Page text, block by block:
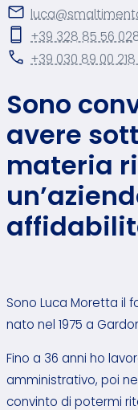
+39 328 85 56
+39 030 89 00 218
Sono
avere
materia
Sono Luca Moretta il
nato nel 1975 a
Fino a 36 anni ho
amministrativo, poi
convinto di potermi